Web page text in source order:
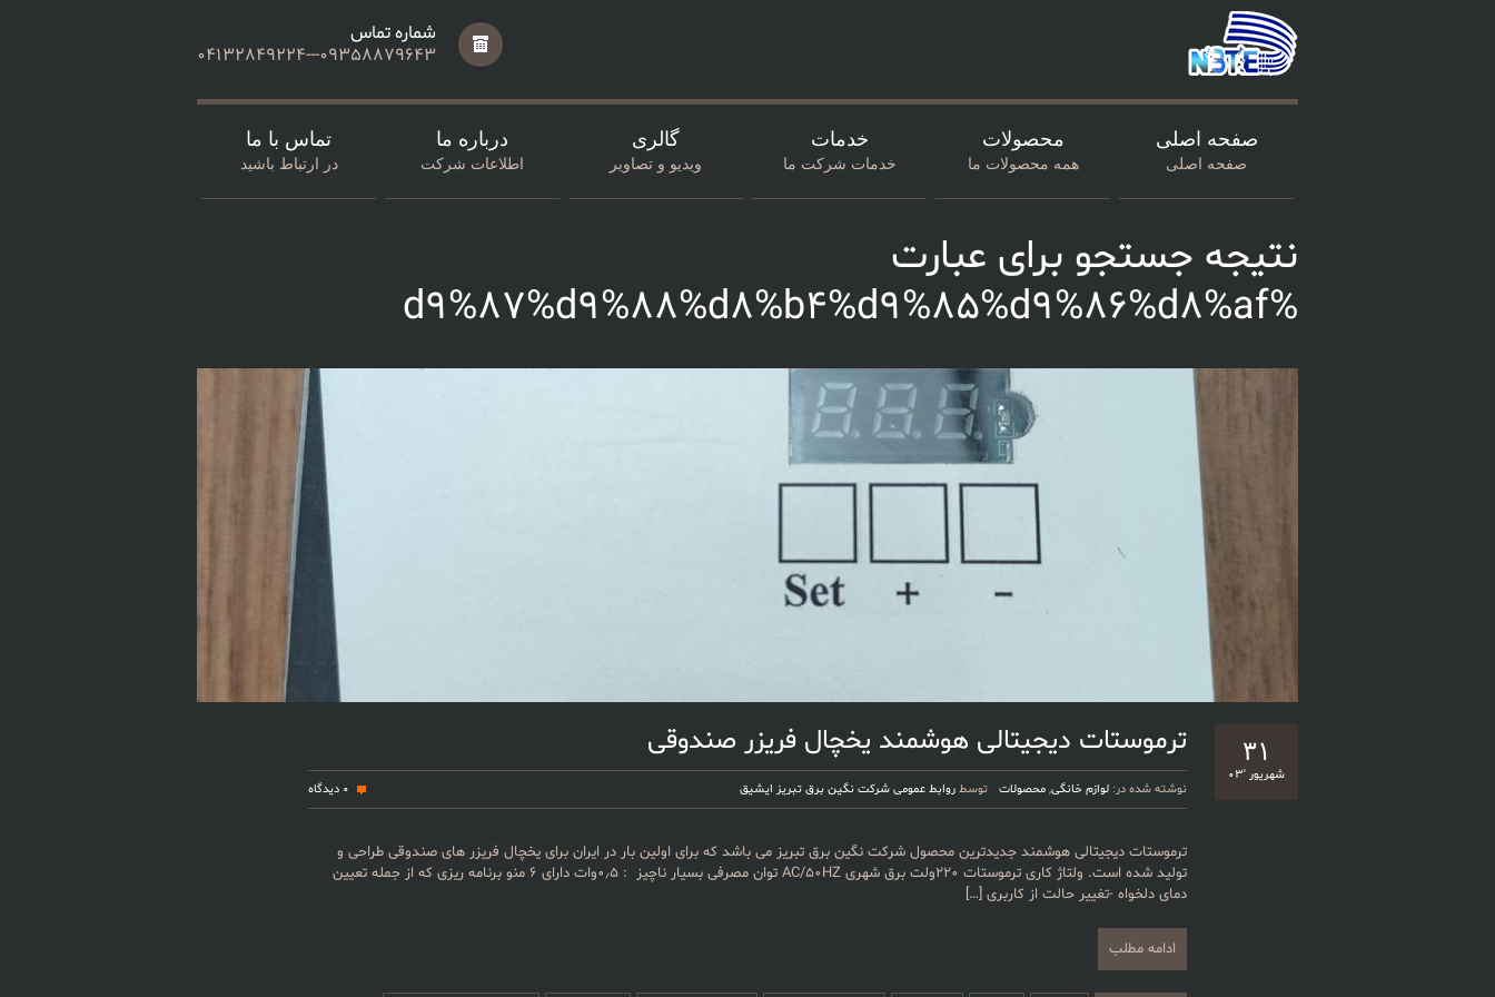
شماره تماس
04132849224---09358879643
تماس با ما
در ارتباط باشید
درباره ما
اطلاعات شرکت
گالری
ویدیو و تصاویر
خدمات
خدمات شرکت ما
محصولات
همه محصولات ما
صفحه اصلی
صفحه اصلی
نتیجه جستجو برای عبارت
%d9%87%d9%88%d8%b4%d9%85%d9%86%d8%af
۳۱
شهریور '۰۳
ترموستات دیجیتالی هوشمند یخچال فریزر صندوقی
نوشته شده در: لوازم خانگی, محصولات توسط روابط عمومی شرکت نگین برق تبریز ایشیق 0 دیدگاه
ترموستات دیجیتالی هوشمند جدیدترین محصول شرکت نگین برق تبریز می باشد که برای اولین بار در ایران برای یخچال فریزر های صندوقی طراحی و
تولید شده است. ولتاژ کاری ترموستات ۲۲۰ولت برق شهری AC/50HZ توان مصرفی بسیار ناچیز : ۰٫۵وات دارای ۶ منو برنامه ریزی که از جمله تعیین
دمای دلخواه -تغییر حالت از کاربری […]
ادامه مطلب